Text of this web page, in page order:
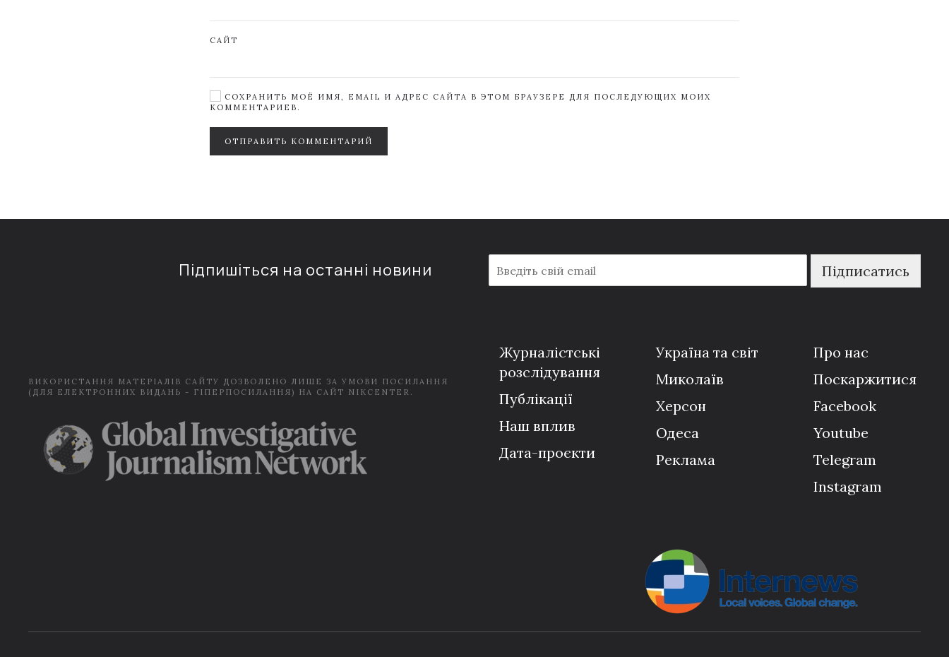
САЙТ
СОХРАНИТЬ МОЁ ИМЯ, EMAIL И АДРЕС САЙТА В ЭТОМ БРАУЗЕРЕ ДЛЯ ПОСЛЕДУЮЩИХ МОИХ
КОММЕНТАРИЕВ.
ОТПРАВИТЬ КОММЕНТАРИЙ
Підпишіться на останні новини
m
a
Підписатись
ВИКОРИСТАННЯ МАТЕРІАЛІВ САЙТУ ДОЗВОЛЕНО ЛИШЕ ЗА УМОВИ ПОСИЛАННЯ
(ДЛЯ ЕЛЕКТРОННИХ ВИДАНЬ - ГІПЕРПОСИЛАННЯ) НА САЙТ NIKCENTER.
Журналістські
розслідування
Публікації
Наш вплив
Дата-проєкти
Україна та світ
Миколаїв
Херсон
Одеса
Реклама
Про нас
Поскаржитися
Facebook
Youtube
Telegram
Instagram